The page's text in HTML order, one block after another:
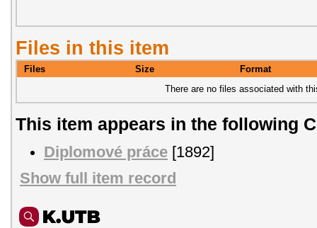
Files in this item
Files Size
Format
There are no files associated with
This item appears in the following
Diplomové práce [1892]
Show full item record